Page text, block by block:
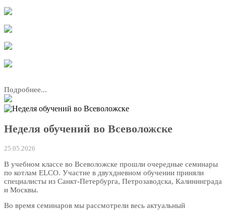
Подробнее...
Неделя обучений во Всеволожске
25.05.2026
В учебном классе во Всеволожске прошли очередные семинары
по котлам ELCO. Участие в двухдневном обучении приняли
специалисты из Санкт-Петербурга, Петрозаводска, Калининграда
и Москвы.
Во время семинаров мы рассмотрели весь актуальный